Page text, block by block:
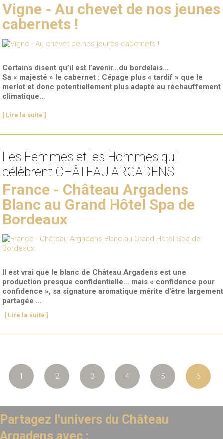
Vigne - Au chevet de nos jeunes
cabernets !
Certains disent qu’il est l’avenir…du bordelais…
Sa « majesté » le cabernet : Cépage plus « tardif » que le
merlot et donc potentiellement plus adapté au réchauffement
climatique…
[ Lire la suite ]
Les Femmes et les Hommes qui
célèbrent CHÂTEAU ARGADENS
France - Château Argadens
Blanc au Grand Hôtel Spa de
Bordeaux
Il est vrai que le blanc de Château Argadens est une
production presque confidentielle… mais « confidence pour
confidence », sa signature aromatique mérite d’être largement
partagée ...
[ Lire la suite ]
1 2 3 4 5 6
Partagez l'univers du Château
Argadens avec :